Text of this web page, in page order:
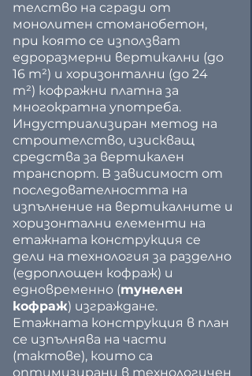
телство на сгради от
монолитен стоманобетон,
при която се използват
едроразмерни вертикални (до
16 m²) и хоризонтални (до 24
m²) кофражни платна за
многократна употреба.
Индустриализиран метод на
строителство, изискващ
средства за вертикален
транспорт. В зависимост от
последователността на
изпълнение на вертикалните и
хоризонтални елементи на
етажната конструкция се
дели на технология за разделно
(едроплощен кофраж) и
едновременно (тунелен
кофраж) изграждане.
Етажната конструкция в план
се изпълнява на части
(тактове), които са
оптимизирани в технологичен